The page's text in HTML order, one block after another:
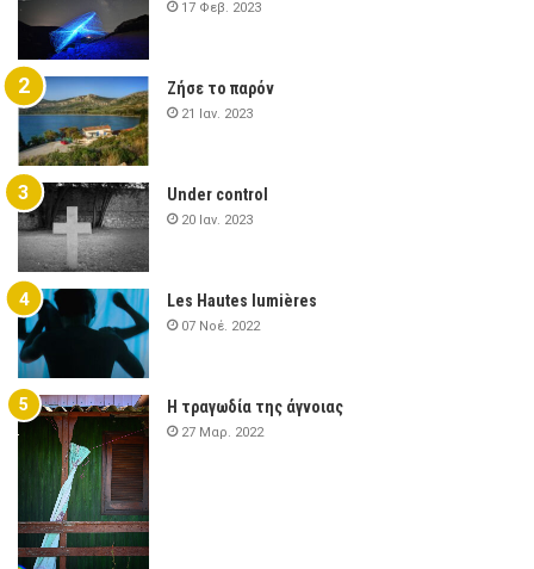
17 Φεβ. 2023
Ζήσε το παρόν
21 Ιαν. 2023
Under control
20 Ιαν. 2023
Les Hautes lumières
07 Νοέ. 2022
Η τραγωδία της άγνοιας
27 Μαρ. 2022